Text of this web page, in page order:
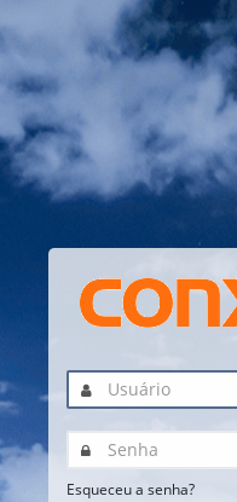
Esqueceu a senha?